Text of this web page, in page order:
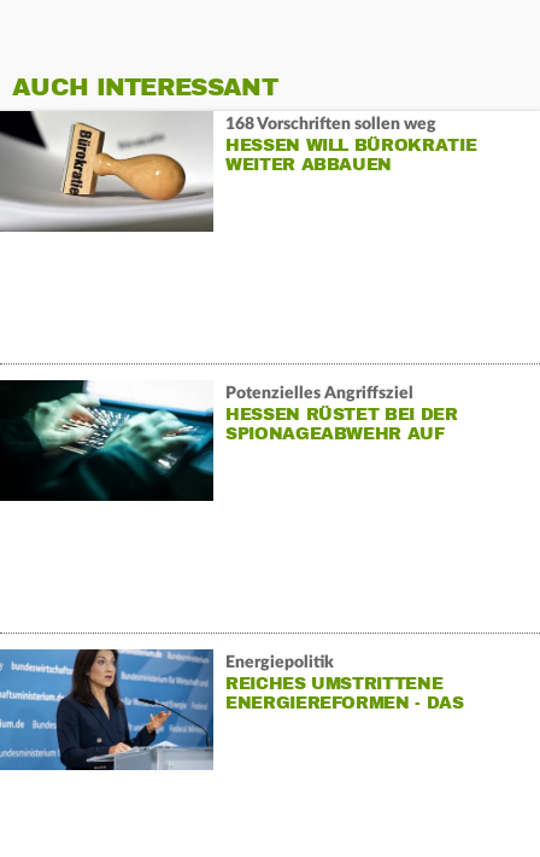
AUCH INTERESSANT
168 Vorschriften sollen weg
HESSEN WILL BÜROKRATIE
WEITER ABBAUEN
Potenzielles Angriffsziel
HESSEN RÜSTET BEI DER
SPIONAGEABWEHR AUF
Energiepolitik
REICHES UMSTRITTENE
ENERGIEREFORMEN - DAS